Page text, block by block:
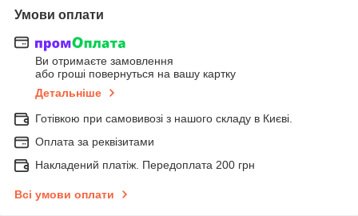
Умови оплати
Ви отримаєте замовлення
або гроші повернуться на вашу картку
Детальніше
Готівкою при самовивозі з нашого складу в Києві.
Оплата за реквізитами
Накладений платіж. Передоплата 200 грн
Всі умови оплати